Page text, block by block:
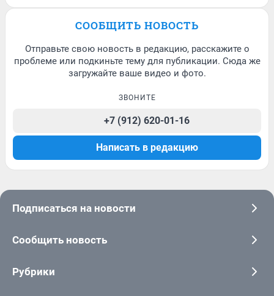
СООБЩИТЬ НОВОСТЬ
Отправьте свою новость в редакцию, расскажите о
проблеме или подкиньте тему для публикации. Сюда же
загружайте ваше видео и фото.
ЗВОНИТЕ
+7 (912) 620-01-16
Написать в редакцию
Подписаться на новости
Сообщить новость
Рубрики